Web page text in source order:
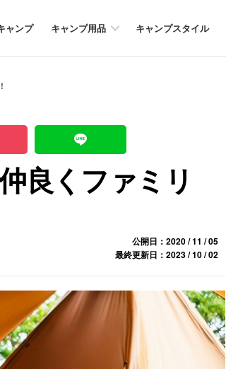
ャンプ キャンプ用品 キャンプスタイル
良くファミリ
公開日：2020 / 11 / 05
最終更新日：2023 / 10 / 02